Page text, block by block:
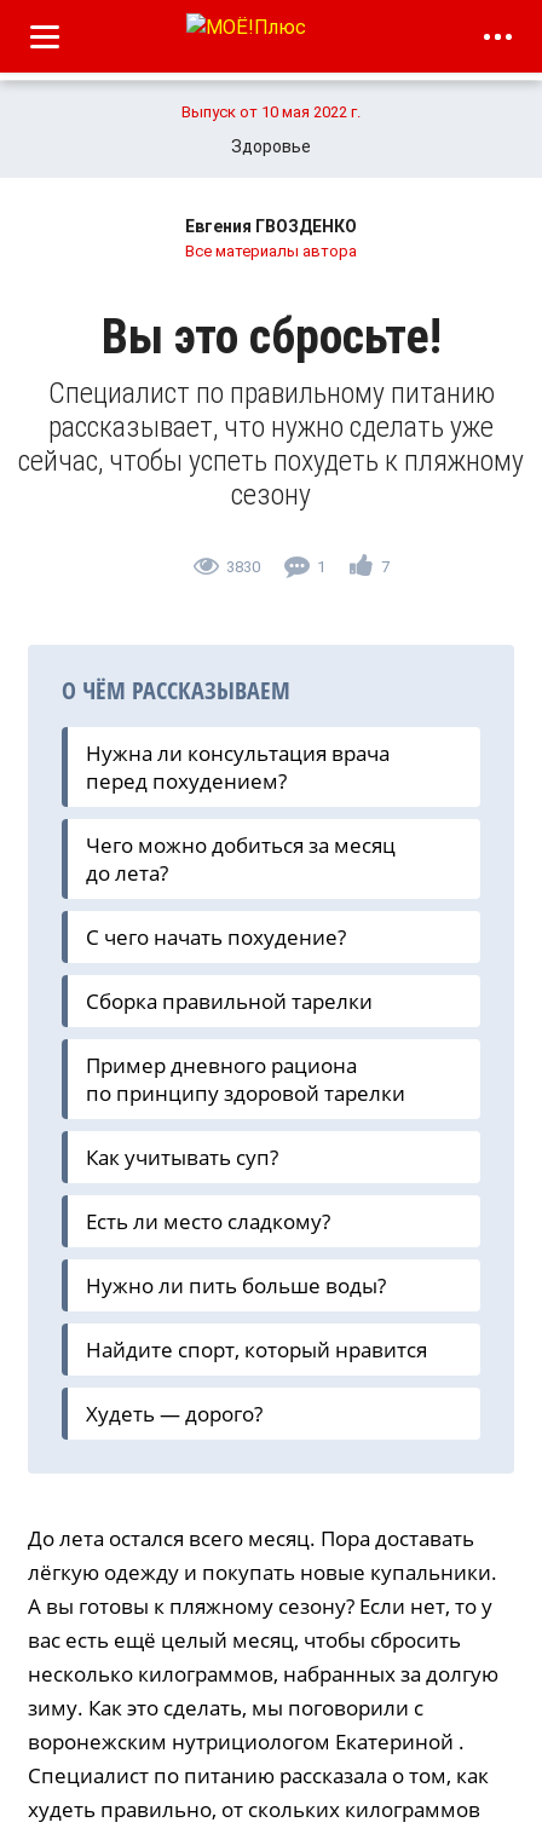
Выпуск от 10 мая 2022 г.
Здоровье
Евгения ГВОЗДЕНКО
Все материалы автора
Вы это сбросьте!
Специалист по правильному питанию
рассказывает, что нужно сделать уже
сейчас, чтобы успеть похудеть к пляжному
сезону
3830 1 7
О ЧЁМ РАССКАЗЫВАЕМ
Нужна ли консультация врача
перед похудением?
Чего можно добиться за месяц
до лета?
С чего начать похудение?
Сборка правильной тарелки
Пример дневного рациона
по принципу здоровой тарелки
Как учитывать суп?
Есть ли место сладкому?
Нужно ли пить больше воды?
Найдите спорт, который нравится
Худеть — дорого?
До лета остался всего месяц. Пора доставать
лёгкую одежду и покупать новые купальники.
А вы готовы к пляжному сезону? Если нет, то у
вас есть ещё целый месяц, чтобы сбросить
несколько килограммов, набранных за долгую
зиму. Как это сделать, мы поговорили с
воронежским нутрициологом Екатериной .
Специалист по питанию рассказала о том, как
худеть правильно, от скольких килограммов